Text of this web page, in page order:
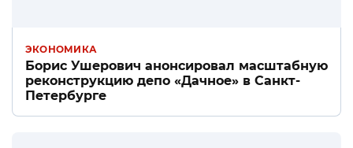
ЭКОНОМИКА
Борис Ушерович анонсировал масштабную
реконструкцию депо «Дачное» в Санкт-
Петербурге